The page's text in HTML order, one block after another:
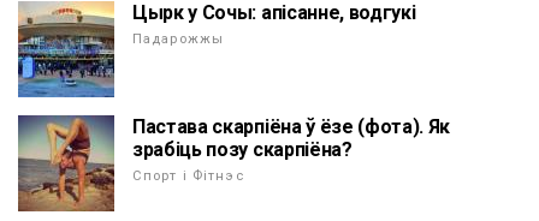
Цырк у Сочы: апісанне, водгукі
Падарожжы
Пастава скарпіёна ў ёзе (фота). Як
зрабіць позу скарпіёна?
Спорт і Фітнэс